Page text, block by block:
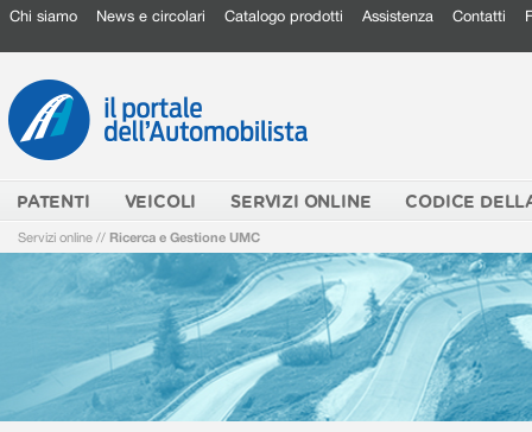
Chi siamo News e circolari Catalogo prodotti Assistenza Contatti
PATENTI VEICOLI SERVIZI ONLINE CODICE
Servizi online // Ricerca e Gestione UMC